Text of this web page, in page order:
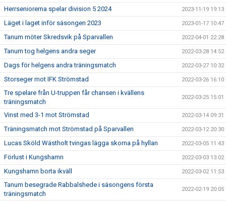
Herrseniorerna spelar division 5 2024 2023-11-19 19:13
Läget i laget inför säsongen 2023 2023-01-17 10:47
Tanum möter Skredsvik på Sparvallen 2022-04-01 22:28
Tanum tog helgens andra seger 2022-03-28 14:52
Dags för helgens andra träningsmatch 2022-03-27 10:32
Storseger mot IFK Strömstad 2022-03-26 16:10
Tre spelare från U-truppen får chansen i kvällens
träningsmatch
2022-03-25 15:01
Vinst med 3-1 mot Strömstad 2022-03-14 09:31
Träningsmatch mot Strömstad på Sparvallen 2022-03-12 20:30
Lucas Sköld Wästholt tvingas lägga skorna på hyllan 2022-03-05 11:43
Förlust i Kungshamn 2022-03-03 13:02
Kungshamn borta ikväll 2022-03-02 11:53
Tanum besegrade Rabbalshede i säsongens första
träningsmatch
2022-02-19 20:05